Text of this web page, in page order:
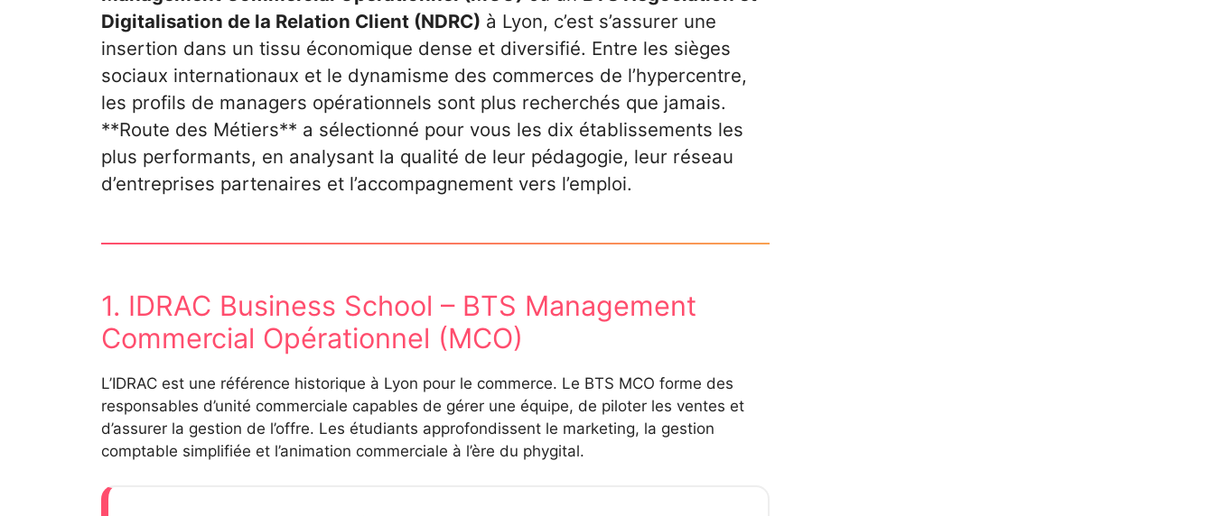
Digitalisation de la Relation Client (NDRC) à Lyon, c’est s’assurer une
insertion dans un tissu économique dense et diversifié. Entre les sièges
sociaux internationaux et le dynamisme des commerces de l’hypercentre,
les profils de managers opérationnels sont plus recherchés que jamais.
**Route des Métiers** a sélectionné pour vous les dix établissements les
plus performants, en analysant la qualité de leur pédagogie, leur réseau
d’entreprises partenaires et l’accompagnement vers l’emploi.
1. IDRAC Business School – BTS Management
Commercial Opérationnel (MCO)
L’IDRAC est une référence historique à Lyon pour le commerce. Le BTS MCO forme des
responsables d’unité commerciale capables de gérer une équipe, de piloter les ventes et
d’assurer la gestion de l’offre. Les étudiants approfondissent le marketing, la gestion
comptable simplifiée et l’animation commerciale à l’ère du phygital.